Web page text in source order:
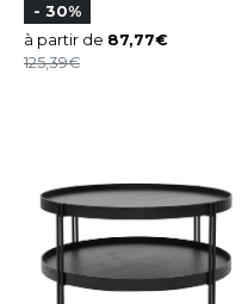
- 30%
à partir de 87,77
125,39